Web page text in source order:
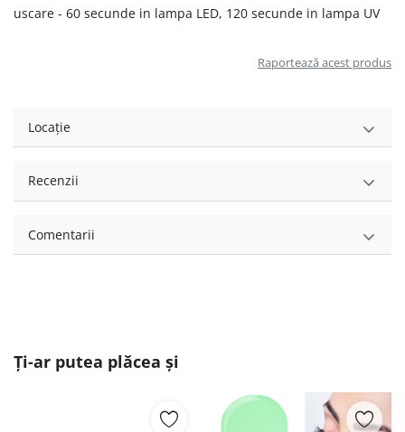
uscare - 60 secunde in lampa LED, 120 secunde in lampa UV
Raportează acest produs
Locație
Recenzii
Comentarii
Ți-ar putea plăcea și